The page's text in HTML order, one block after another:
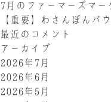
7月のファーマーズマー
【重要】わさんぼんバ
最近のコメント
アーカイブ
2026年7月
2026年6月
2026年5月